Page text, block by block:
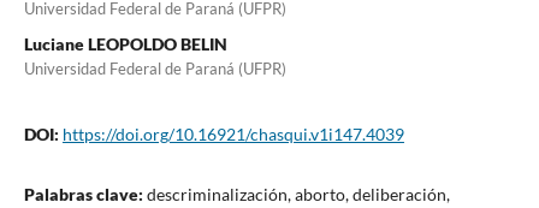
Universidad Federal de Paraná (UFPR)
Luciane LEOPOLDO BELIN
Universidad Federal de Paraná (UFPR)
DOI: https://doi.org/10.16921/chasqui.v1i147.4039
Palabras clave: descriminalización, aborto, deliberación,